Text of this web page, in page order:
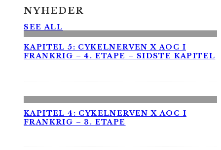
NYHEDER
SEE ALL
KAPITEL 5: CYKELNERVEN X AOC I
FRANKRIG – 4. ETAPE – SIDSTE KAPITEL
KAPITEL 4: CYKELNERVEN X AOC I
FRANKRIG – 3. ETAPE